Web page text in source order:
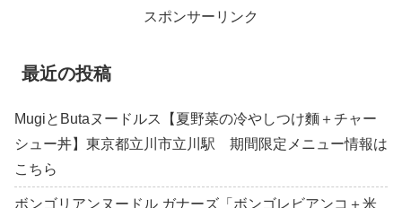
スポンサーリンク
最近の投稿
MugiとButaヌードルス【夏野菜の冷やしつけ麵＋チャー
シュー丼】東京都立川市立川駅 期間限定メニュー情報は
こちら
ボンゴリアンヌードル ガナーズ「ボンゴレビアンコ＋米